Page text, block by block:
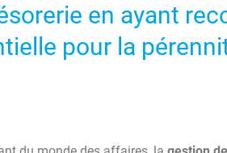
en ayant
pour la